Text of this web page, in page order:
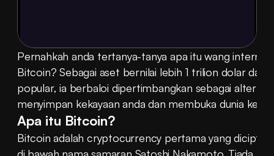
Pernahkah anda tertanya-tanya apa itu wang internet
Bitcoin? Sebagai aset bernilai lebih 1 trilion dolar
popular, ia berbaloi dipertimbangkan sebagai
menyimpan kekayaan anda dan membuka dunia
Apa itu Bitcoin?
Bitcoin adalah cryptocurrency pertama yang dicipta